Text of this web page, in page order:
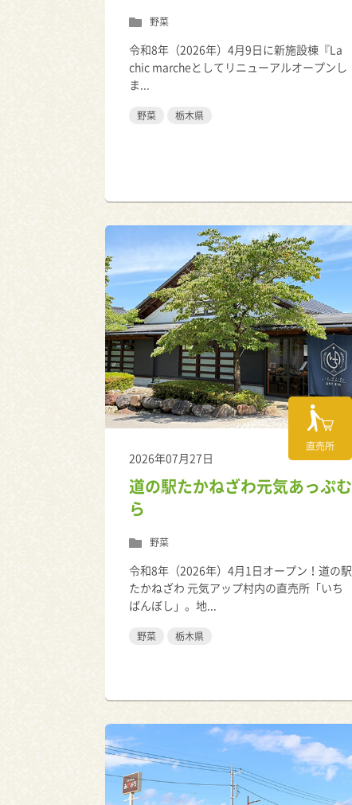
野菜
令和8年（2026年）4月9日に新施設棟『La
chic marcheとしてリニューアルオープンし
ま...
野菜 栃木県
直売所
2026年07月27日
道の駅たかねざわ元気あっぷむ
ら
野菜
令和8年（2026年）4月1日オープン！道の駅
たかねざわ 元気アップ村内の直売所「いち
ばんぼし」。地...
野菜 栃木県